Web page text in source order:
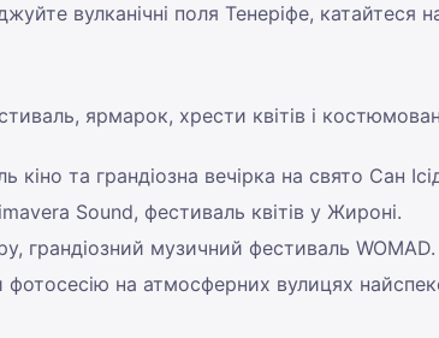
вулканічні поля Тенеріфе, катайтеся
ярмарок, хрести квітів і
кіно та грандіозна вечірка на свято Сан
Sound, фестиваль квітів у Жироні.
грандіозний музичний фестиваль WOMAD.
на атмосферних вулицях